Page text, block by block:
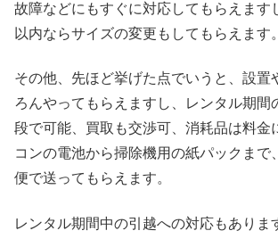
故障などにもすぐに対応してもらえます
以内ならサイズの変更もしてもらえます。
その他、先ほど挙げた点でいうと、設置
ろんやってもらえますし、レンタル期間
段で可能、買取も交渉可、消耗品は料金
コンの電池から掃除機用の紙パックまで
便で送ってもらえます。
レンタル期間中の引越への対応もありま